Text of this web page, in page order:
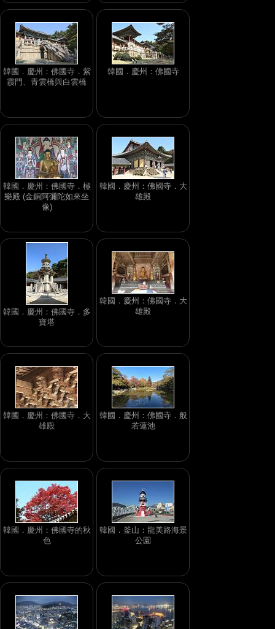
韓國．慶州：佛國寺．紫
霞門、青雲橋與白雲橋
韓國．慶州：佛國寺
韓國．慶州：佛國寺．極
樂殿 (金銅阿彌陀如來坐
像)
韓國．慶州：佛國寺．大
雄殿
韓國．慶州：佛國寺．多
寶塔
韓國．慶州：佛國寺．大
雄殿
韓國．慶州：佛國寺．大
雄殿
韓國．慶州：佛國寺．般
若蓮池
韓國．慶州：佛國寺的秋
色
韓國．釜山：龍美路海景
公園